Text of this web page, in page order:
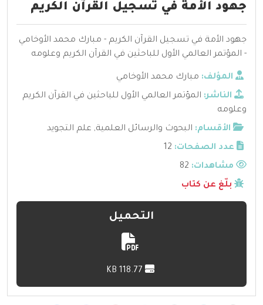
جهود الأمة في تسجيل القرآن الكريم
جهود الأمة في تسجيل القرآن الكريم - مبارك محمد الأوخامي
- المؤتمر العالمي الأول للباحثين في القرآن الكريم وعلومه
المؤلف: مبارك محمد الأوخامي
الناشر: المؤتمر العالمي الأول للباحثين في القرآن الكريم
وعلومه
الأقسام: البحوث والرسائل العلمية, علم التجويد
عدد الصفحات: 12
مشاهدات:
بلّغ عن كتاب
التحميل